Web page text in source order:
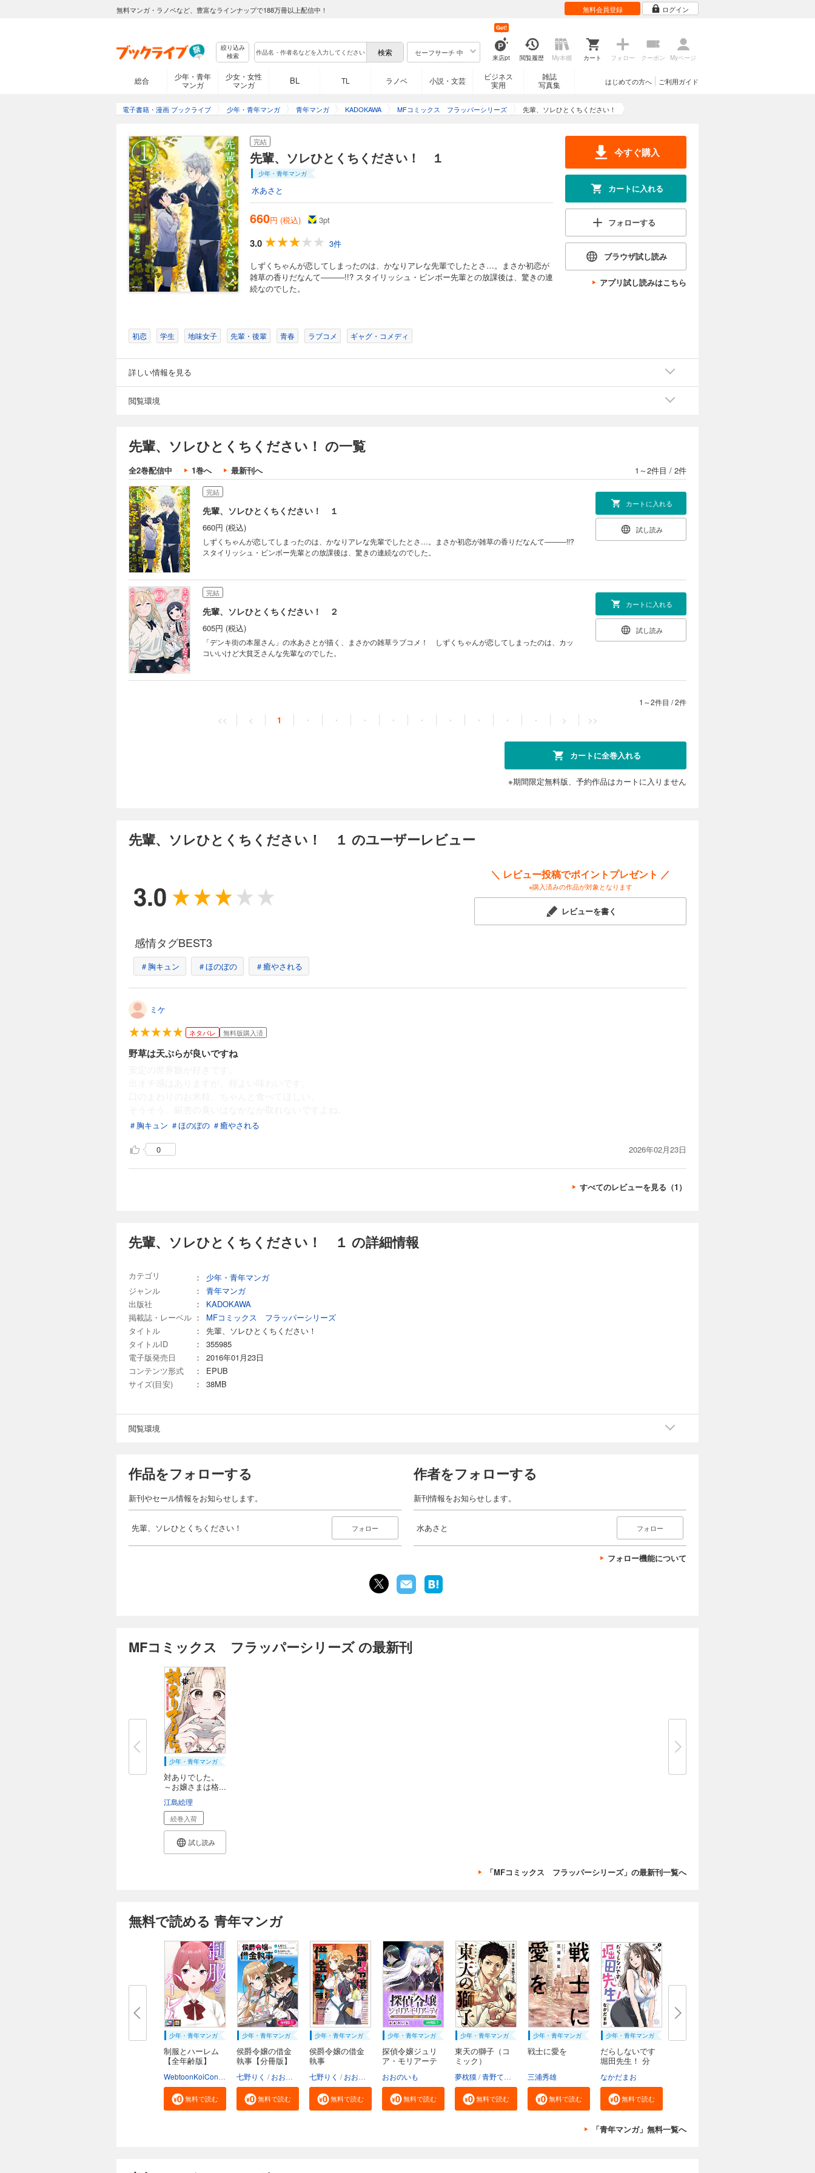
無料マンガ・ラノベなど、豊富なラインナップで188万冊以上配信中！ 無料会員登録 ログイン
絞り込み
検索
セーフサーチ 中
来店pt
Get!
閲覧履歴 My本棚 カート フォロー クーポン Myページ
総合
少年・青年
マンガ
少女・女性
マンガ
BL TL ラノベ 小説・文芸
ビジネス
実用
雑誌
写真集
ご利用ガイド
はじめての方へ
電子書籍・漫画 ブックライブ 少年・青年マンガ 青年マンガ KADOKAWA MFコミックス フラッパーシリーズ 先輩、ソレひとくちください！
完結
先輩、ソレひとくちください！ １
少年・青年マンガ
水あさと
660円 (税込) 3pt
3.0
3件
しずくちゃんが恋してしまったのは、かなりアレな先輩でしたとさ…。まさか初恋が
雑草の香りだなんて―――!!? スタイリッシュ・ビンボー先輩との放課後は、驚きの連
続なのでした。
今すぐ購入
カートに入れる
フォローする
ブラウザ試し読み
アプリ試し読みはこちら
初恋 学生 地味女子 先輩・後輩 青春 ラブコメ ギャグ・コメディ
詳しい情報を見る
閲覧環境
先輩、ソレひとくちください！ の一覧
全2巻配信中 1巻へ 最新刊へ 1～2件目 / 2件
完結
先輩、ソレひとくちください！ １
660円 (税込)
しずくちゃんが恋してしまったのは、かなりアレな先輩でしたとさ…。まさか初恋が雑草の香りだなんて―――!!?
スタイリッシュ・ビンボー先輩との放課後は、驚きの連続なのでした。
カートに入れる
試し読み
完結
先輩、ソレひとくちください！ ２
605円 (税込)
「デンキ街の本屋さん」の水あさとが描く、まさかの雑草ラブコメ！ しずくちゃんが恋してしまったのは、カッ
コいいけど大貧乏さんな先輩なのでした。
カートに入れる
試し読み
1～2件目 /2件
<< < 1 ・ ・ ・ ・ ・ ・ ・ ・ ・ > >>
カートに全巻入れる
※期間限定無料版、予約作品はカートに入りません
先輩、ソレひとくちください！ １ のユーザーレビュー
3.0
＼ レビュー投稿でポイントプレゼント ／
※購入済みの作品が対象となります
レビューを書く
感情タグBEST3
＃胸キュン ＃ほのぼの ＃癒やされる
ミケ
ネタバレ 無料版購入済
野草は天ぷらが良いですね
＃胸キュン ＃ほのぼの ＃癒やされる
0 2026年02月23日
すべてのレビューを見る（1）
先輩、ソレひとくちください！ １ の詳細情報
カテゴリ ：
少年・青年マンガ
ジャンル
：
青年マンガ
出版社
：
KADOKAWA
掲載誌・レーベル ：
MFコミックス フラッパーシリーズ
タイトル
：
先輩、ソレひとくちください！
タイトルID
：
355985
電子版発売日
：
2016年01月23日
コンテンツ形式
：
EPUB
サイズ(目安)
： 38MB
閲覧環境
作品をフォローする
新刊やセール情報をお知らせします。
先輩、ソレひとくちください！ フォロー
作者をフォローする
新刊情報をお知らせします。
水あさと フォロー
フォロー機能について
MFコミックス フラッパーシリーズ の最新刊
少年・青年マンガ
対ありでした。
～お嬢さまは格...
江島絵理
続巻入荷
試し読み
「MFコミックス フラッパーシリーズ」の最新刊一覧へ
無料で読める 青年マンガ
少年・青年マンガ
制服とハーレム
【全年齢版】
無料で読む
少年・青年マンガ
侯爵令嬢の借金
執事【分冊版】
七野りく おおのいも mmu
無料で読む
少年・青年マンガ
侯爵令嬢の借金
執事
七野りく おおのいも mmu
無料で読む
少年・青年マンガ
探偵令嬢ジュリ
ア・モリアーテ
おおのいも
無料で読む
少年・青年マンガ
東天の獅子（コ
ミック）
夢枕獏 青野てる坊
無料で読む
少年・青年マンガ
戦士に愛を
三浦秀雄
無料で読む
少年・青年マンガ
だらしないです
堀田先生！ 分
なかだまお
無料で読む
「青年マンガ」無料一覧へ